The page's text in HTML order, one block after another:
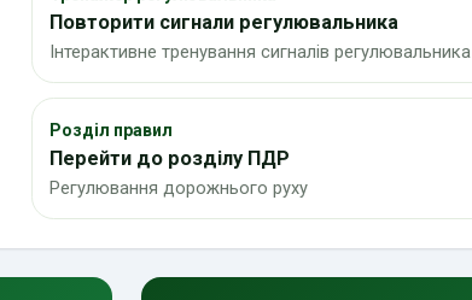
Повторити сигнали регулювальника
Інтерактивне тренування сигналів регулювальника
Розділ правил
Перейти до розділу ПДР
Регулювання дорожнього руху